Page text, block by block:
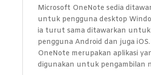
Microsoft OneNote sedia
untuk pengguna desktop
ia turut sama ditawarkan untuk
pengguna Android dan juga
OneNote merupakan aplikasi
digunakan untuk pengambilan